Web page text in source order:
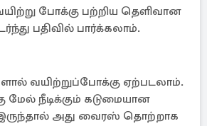
போக்கு பற்றிய தெளிவான
பதிவில் பார்க்கலாம்.
வயிற்றுப்போக்கு ஏற்படலாம்.
மேல் நீடிக்கும் கடுமையான
அது வைரஸ் தொற்றாக